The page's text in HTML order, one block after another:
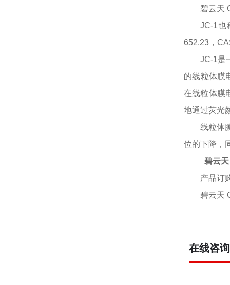
碧云天
JC-1也
652.23，
JC-1是
的线粒体膜
在线粒体膜
地通过荧光
线粒体
位的下降，
碧云
产品订
碧云天
在线咨询